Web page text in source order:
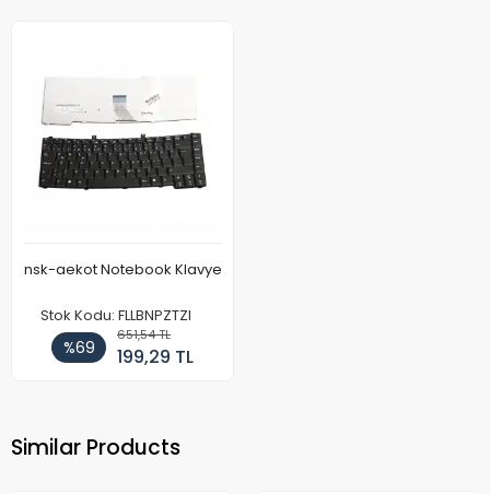
nsk-aekot Notebook Klavye
Stok Kodu: FLLBNPZTZI
%69
651,54 TL
199,29 TL
Similar Products